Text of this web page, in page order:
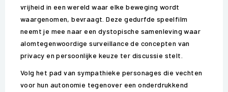
vrijheid in een wereld waar elke beweging wordt
waargenomen, bevraagt. Deze gedurfde speelfilm
neemt je mee naar een dystopische samenleving waar
alomtegenwoordige surveillance de concepten van
privacy en persoonlijke keuze ter discussie stelt.
Volg het pad van sympathieke personages die vechten
voor hun autonomie tegenover een onderdrukkend